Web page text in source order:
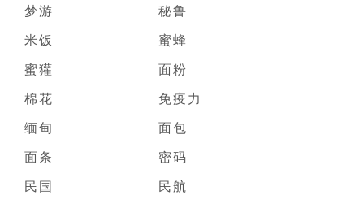
梦游
秘鲁
米饭
蜜蜂
蜜獾
面粉
棉花
免疫力
缅甸
面包
面条
密码
民国
民航